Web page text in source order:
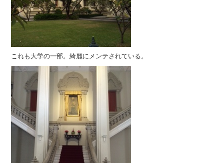
これも大学の一部。綺麗にメンテされている。